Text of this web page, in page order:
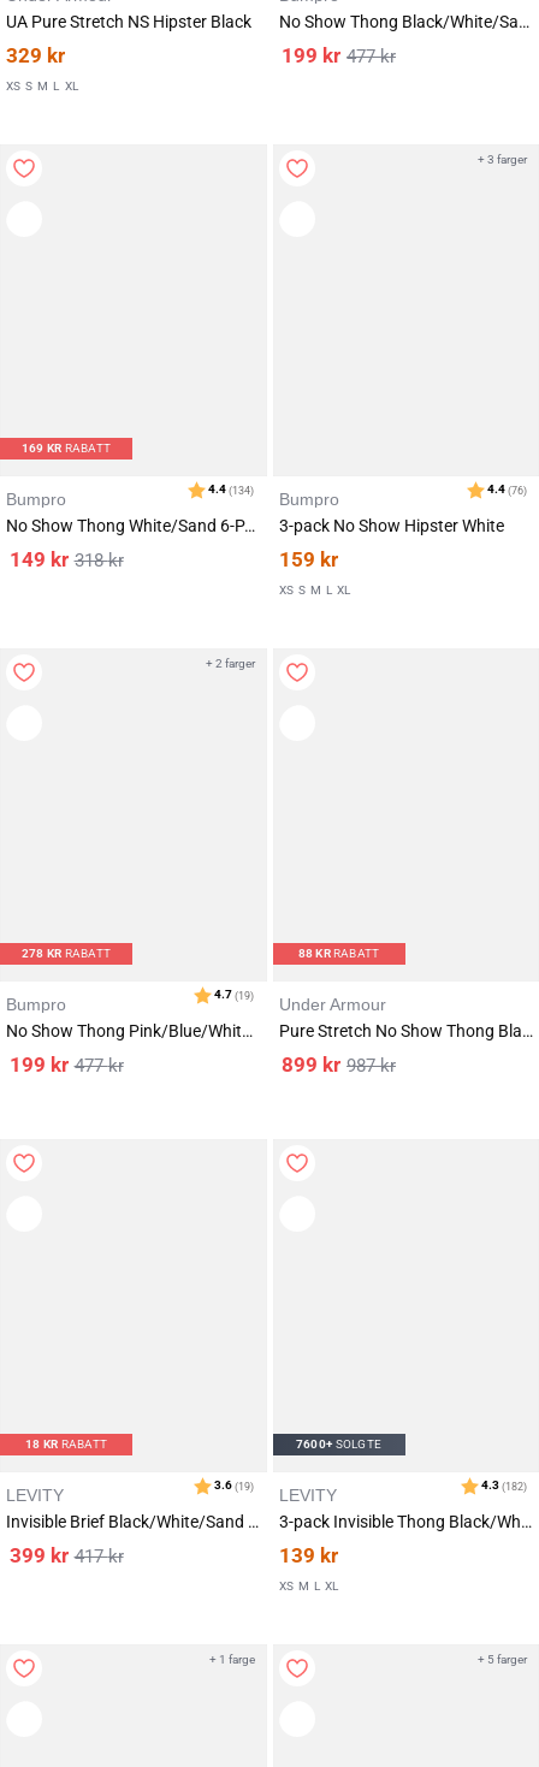
UA Pure Stretch NS Hipster Black
329 kr
XS S M L XL
No Show Thong Black/White/Sand 9-PACK
477kr
199 kr
169 KR RABATT
Bumpro
No Show Thong White/Sand 6-PACK
318kr
149 kr
Bumpro
3-pack No Show Hipster White
159 kr
XS S M L XL
+ 3 farger
278 KR RABATT
Bumpro
No Show Thong Pink/Blue/White 9-PACK
477kr
199 kr
+ 2 farger
88KRRABATT
Under Armour
Pure Stretch No Show Thong Black 9-PACK
987kr
899 kr
18 KR RABATT
LEVITY
Invisible Brief Black/White/Sand 9-PACK
417kr
399 kr
7600+SOLGTE
LEVITY
3-pack Invisible Thong Black/White/Sand
139 kr
XS M L XL
+ 1 farge + 5 farger